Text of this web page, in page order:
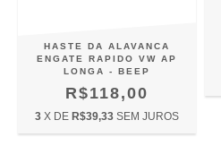
HASTE DA ALAVANCA
ENGATE RAPIDO VW AP
LONGA - BEEP
R$118,00
3 X DE R$39,33 SEM JUROS